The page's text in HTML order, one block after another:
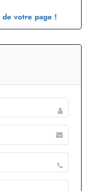
votre page !